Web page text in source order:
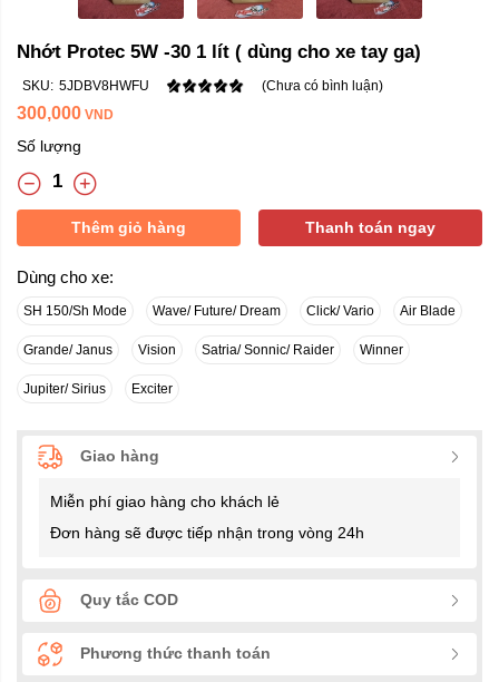
Nhớt Protec 5W -30 1 lít ( dùng cho xe tay ga)
SKU: 5JDBV8HWFU (Chưa có bình luận)
300,000 VND
Số lượng
Thêm giỏ hàng Thanh toán ngay
Dùng cho xe:
SH 150/Sh Mode Wave/ Future/ Dream Click/ Vario Air Blade
Grande/ Janus Vision Satria/ Sonnic/ Raider Winner
Jupiter/ Sirius Exciter
Giao hàng
Miễn phí giao hàng cho khách lẻ
Đơn hàng sẽ được tiếp nhận trong vòng 24h
Quy tắc COD
Phương thức thanh toán